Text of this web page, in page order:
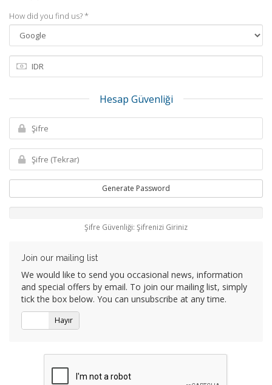
How did you find us? *
Hesap Güvenliği
Generate Password
Şifre Güvenliği: Şifrenizi Giriniz
Join our mailing list
We would like to send you occasional news, information
and special offers by email. To join our mailing list, simply
tick the box below. You can unsubscribe at any time.
Hayır